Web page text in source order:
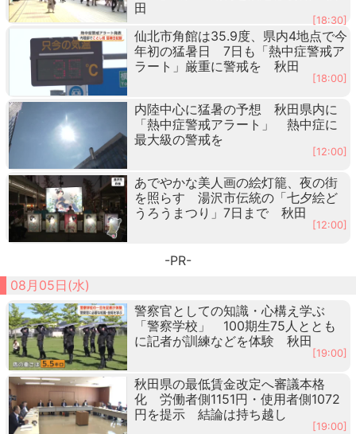
田
[18:30]
仙北市角館は35.9度、県内4地点で今
年初の猛暑日 7日も「熱中症警戒ア
ラート」厳重に警戒を 秋田
[18:00]
内陸中心に猛暑の予想 秋田県内に
「熱中症警戒アラート」 熱中症に
最大級の警戒を
[12:00]
あでやかな美人画の絵灯籠、夜の街
を照らす 湯沢市伝統の「七夕絵ど
うろうまつり」7日まで 秋田
[12:00]
-PR-
08月05日(水)
警察官としての知識・心構え学ぶ
「警察学校」 100期生75人ととも
に記者が訓練などを体験 秋田
[19:00]
秋田県の最低賃金改定へ審議本格
化 労働者側1151円・使用者側1072
円を提示 結論は持ち越し
[19:00]